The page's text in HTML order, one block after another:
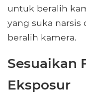
untuk beralih
yang suka
beralih kamera.
Sesuaikan
Eksposur